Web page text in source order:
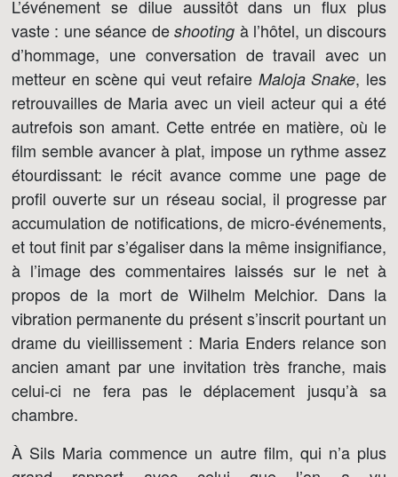
L’événement se dilue aussitôt dans un flux plus
vaste : une séance deshooting à l’hôtel, un discours
d’hommage, une conversation de travail avec un
metteur en scène qui veut refaire Maloja Snake, les
retrouvailles de Maria avec un vieil acteur qui a été
autrefois son amant. Cette entrée en matière, où le
film semble avancer à plat, impose un rythme assez
étourdissant: le récit avance comme une page de
profil ouverte sur un réseau social, il progresse par
accumulation de notifications, de micro-événements,
et tout finit par s’égaliser dans la même insignifiance,
à l’image des commentaires laissés sur le net à
propos de la mort de Wilhelm Melchior. Dans la
vibration permanente du présent s’inscrit pourtant un
drame du vieillissement : Maria Enders relance son
ancien amant par une invitation très franche, mais
celui-ci ne fera pas le déplacement jusqu’à sa
chambre.
À Sils Maria commence un autre film, qui n’a plus